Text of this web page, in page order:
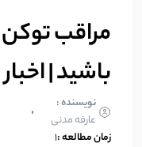
مراقب
باشید |
نویسنده :
عارفه مدنی
زمان مطالعه :1